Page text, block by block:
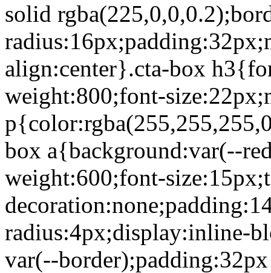
solid
align:center}.cta-box
weight:800;font-
box a{background:var(--
weight:600;font-
radius:4px;display:inline-
var(--